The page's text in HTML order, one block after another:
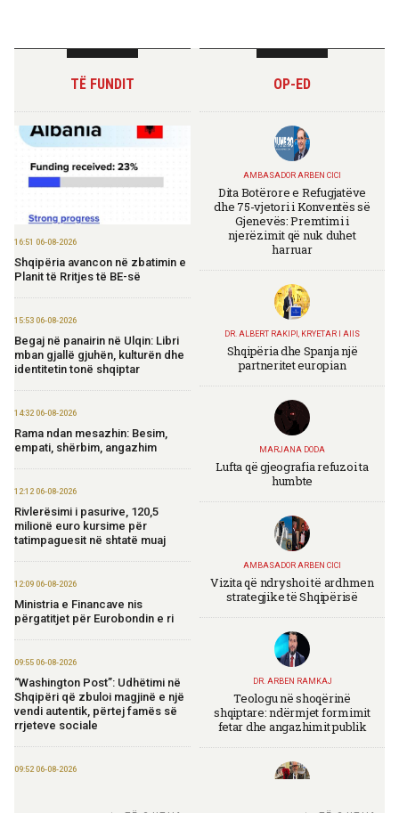
TË FUNDIT
16:51 06-08-2026
Shqipëria avancon në zbatimin e
Planit të Rritjes të BE-së
15:53 06-08-2026
Begaj në panairin në Ulqin: Libri
mban gjallë gjuhën, kulturën dhe
identitetin tonë shqiptar
14:32 06-08-2026
Rama ndan mesazhin: Besim,
empati, shërbim, angazhim
12:12 06-08-2026
Rivlerësimi i pasurive, 120,5
milionë euro kursime për
tatimpaguesit në shtatë muaj
12:09 06-08-2026
Ministria e Financave nis
përgatitjet për Eurobondin e ri
09:55 06-08-2026
“Washington Post”: Udhëtimi në
Shqipëri që zbuloi magjinë e një
vendi autentik, përtej famës së
rrjeteve sociale
09:52 06-08-2026
OP-ED
AMBASADOR ARBEN CICI
Dita Botërore e Refugjatëve
dhe 75-vjetori i Konventës së
Gjenevës: Premtimi i
njerëzimit që nuk duhet
harruar
DR. ALBERT RAKIPI, KRYETAR I AIIS
Shqipëria dhe Spanja një
partneritet europian
MARJANA DODA
Lufta që gjeografia refuzoi ta
humbte
AMBASADOR ARBEN CICI
Vizita që ndryshoi të ardhmen
strategjike të Shqipërisë
DR. ARBEN RAMKAJ
Teologu në shoqërinë
shqiptare: ndërmjet formimit
fetar dhe angazhimit publik
TIRANA DIPLOMAT